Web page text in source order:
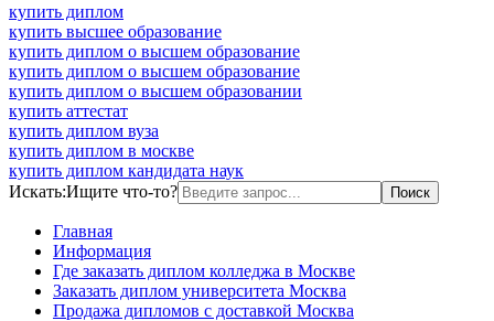
купить диплом
купить высшее образование
купить диплом о высшем образование
купить диплом о высшем образование
купить диплом о высшем образовании
купить аттестат
купить диплом вуза
купить диплом в москве
купить диплом кандидата наук
Искать:Ищите что-то?
Главная
Информация
Где заказать диплом колледжа в Москве
Заказать диплом университета Москва
Продажа дипломов с доставкой Москва